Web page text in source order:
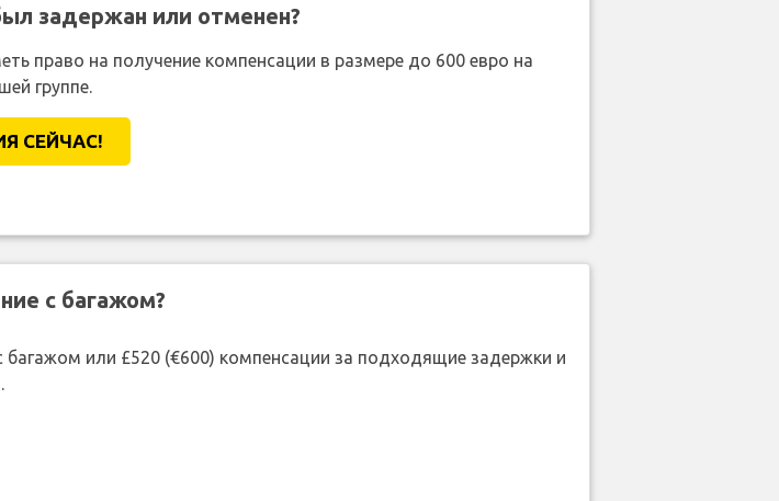
задержан или отменен?
право на получение компенсации в размере до 600 евро на
группе.
CЕЙЧАС!
с багажом?
багажом или £520 (€600) компенсации за подходящие задержки и